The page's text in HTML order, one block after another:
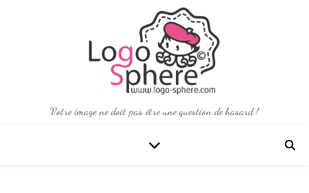
Votre image ne doit pas être une question de hasard !